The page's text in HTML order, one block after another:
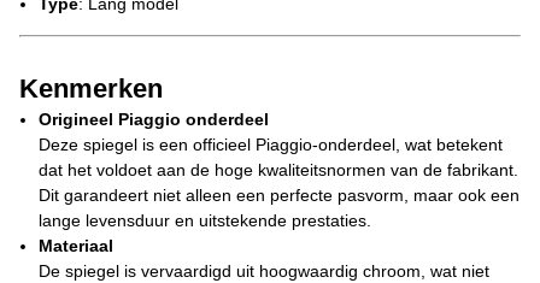
Type: Lang model
Kenmerken
Origineel Piaggio onderdeel
Deze spiegel is een officieel Piaggio-onderdeel, wat betekent
dat het voldoet aan de hoge kwaliteitsnormen van de fabrikant.
Dit garandeert niet alleen een perfecte pasvorm, maar ook een
lange levensduur en uitstekende prestaties.
Materiaal
De spiegel is vervaardigd uit hoogwaardig chroom, wat niet